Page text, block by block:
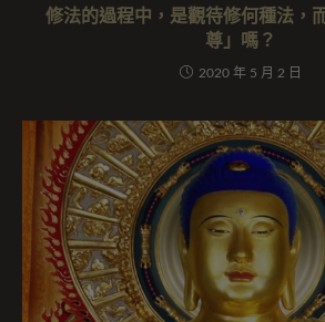
修法的過程中，是觀待修何種法，
尊」嗎？
2020 年 5 月 2 日